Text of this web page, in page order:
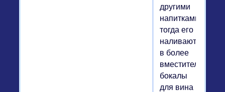
другими
напитками,
тогда его
наливают
в более
вместительные
бокалы
для вина